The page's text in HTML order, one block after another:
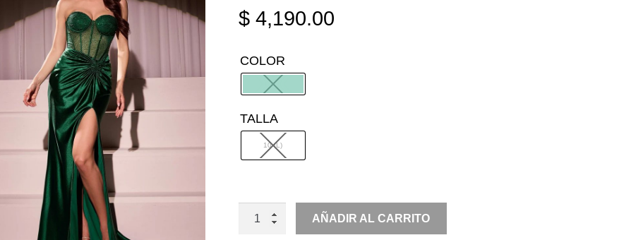
$4,190.00
COLOR
TALLA
10 (L)
SIRENA
TRANSPARENCIA
AÑADIR AL CARRITO